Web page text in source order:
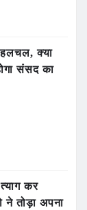
हलचल, क्या
संसद का
कर
तोड़ा अपना